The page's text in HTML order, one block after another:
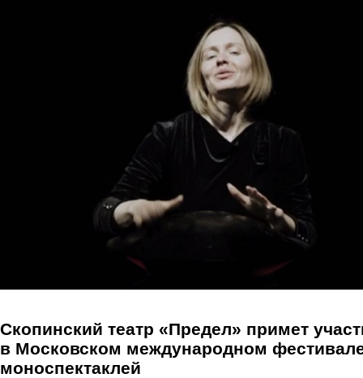
Скопинский театр «Предел» примет
в Московском международном
моноспектаклей